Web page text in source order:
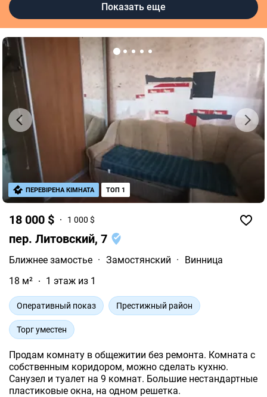
Показать еще
18 000 $ 1 000 $
пер. Литовский, 7
Ближнее замостье · Замостянский ·
Винница
18 м²
1 этаж из 1
Оперативный показ Престижный район
Торг уместен
Продам комнату в общежитии без ремонта. Комната с
собственным коридором, можно сделать кухню.
Санузел и туалет на 9 комнат. Большие нестандартные
пластиковые окна, на одном решетка.
ПЕРЕВІРЕНА КІМНАТА ТОП 1